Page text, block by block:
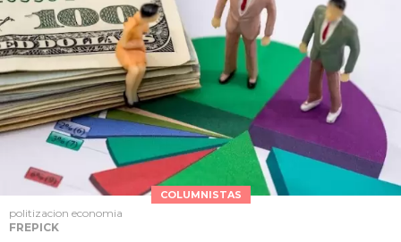
COLUMNISTAS
politizacion economia
FREPICK